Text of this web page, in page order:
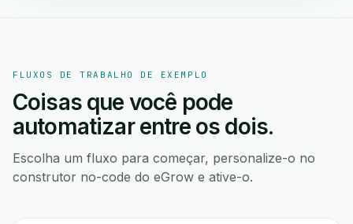
FLUXOS DE TRABALHO DE EXEMPLO
Coisas que você pode
automatizar entre os dois.
Escolha um fluxo para começar, personalize-o no
construtor no-code do eGrow e ative-o.